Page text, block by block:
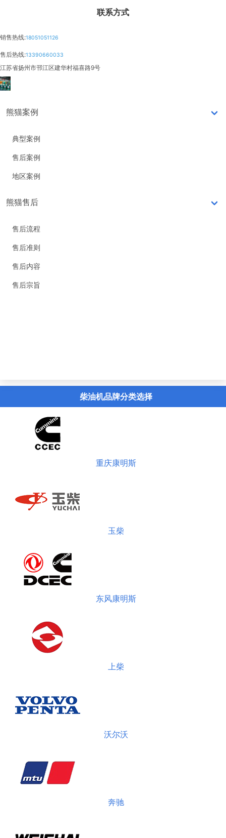
联系方式
销售热线:18051051126
售后热线:13390660033
江苏省扬州市邗江区建华村福喜路9号
熊猫案例
典型案例
售后案例
地区案例
熊猫售后
售后流程
售后准则
售后内容
售后宗旨
柴油机品牌分类选择
重庆康明斯
玉柴
东风康明斯
上柴
沃尔沃
奔驰